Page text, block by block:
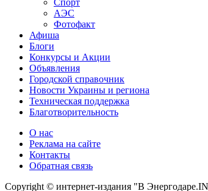
Спорт
АЭС
Фотофакт
Афиша
Блоги
Конкурсы и Акции
Объявления
Городской справочник
Новости Украины и региона
Техническая поддержка
Благотворительность
О нас
Реклама на сайте
Контакты
Обратная связь
Copyright © интернет-издания "В